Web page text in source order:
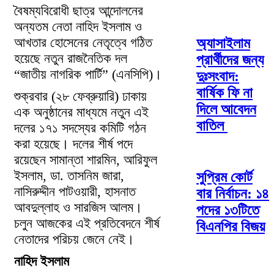
বৈষম্যবিরোধী ছাত্র আন্দোলনের
অন্যতম নেতা নাহিদ ইসলাম ও
আখতার হোসেনের নেতৃত্বে গঠিত
হয়েছে নতুন রাজনৈতিক দল
“জাতীয় নাগরিক পার্টি” (এনসিপি)।
শুক্রবার (২৮ ফেব্রুয়ারি) ঢাকায়
এক অনুষ্ঠানের মাধ্যমে নতুন এই
দলের ১৭১ সদস্যের কমিটি গঠন
করা হয়েছে। দলের শীর্ষ পদে
রয়েছেন সামান্তা শারমিন, আরিফুল
ইসলাম, ডা. তাসনিম জারা,
নাসিরুদ্দীন পাটওয়ারী, হাসনাত
আবদুল্লাহ ও সারজিস আলম।
চলুন আজকের এই প্রতিবেদনে শীর্ষ
নেতাদের পরিচয় জেনে নেই।
নাহিদ ইসলাম
অ্যাসাইলাম
প্রার্থীদের জন্য
দুঃসংবাদ:
বার্ষিক ফি না
দিলে আবেদন
বাতিল
সুপ্রিম কোর্ট
বার নির্বাচন: ১৪
পদের ১৩টিতে
বিএনপির বিজয়